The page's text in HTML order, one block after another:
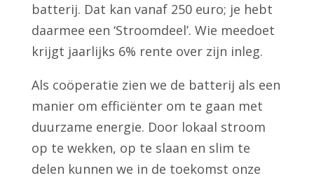
batterij. Dat kan vanaf 250 euro; je hebt
daarmee een ‘Stroomdeel’. Wie meedoet
krijgt jaarlijks 6% rente over zijn inleg.
Als coöperatie zien we de batterij als een
manier om efficiënter om te gaan met
duurzame energie. Door lokaal stroom
op te wekken, op te slaan en slim te
delen kunnen we in de toekomst onze